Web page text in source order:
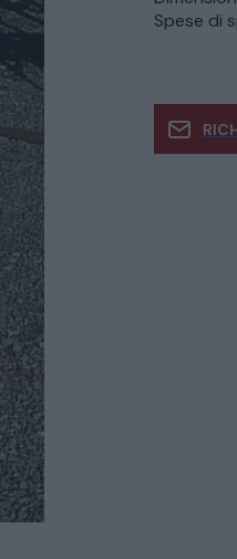
CATALOGO COMPLETO
Spese di